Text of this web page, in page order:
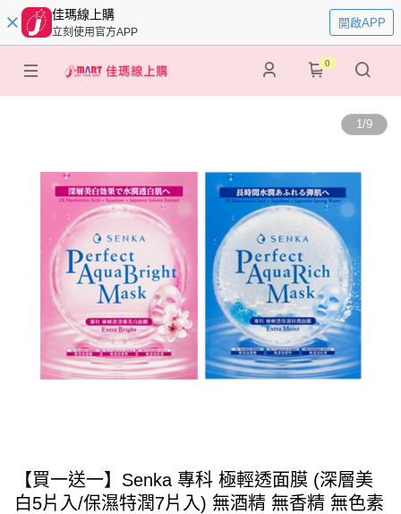
佳瑪線上購
立刻使用官方APP
開啟APP
0
1/9
【買一送一】Senka 專科 極輕透面膜 (深層美
白5片入/保濕特潤7片入) 無酒精 無香精 無色素